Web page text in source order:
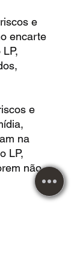
e
encarte
e
na
LP,
não